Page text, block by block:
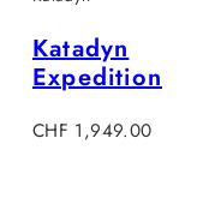
Katadyn
Expedition
Regulärer
CHF 1,949.00